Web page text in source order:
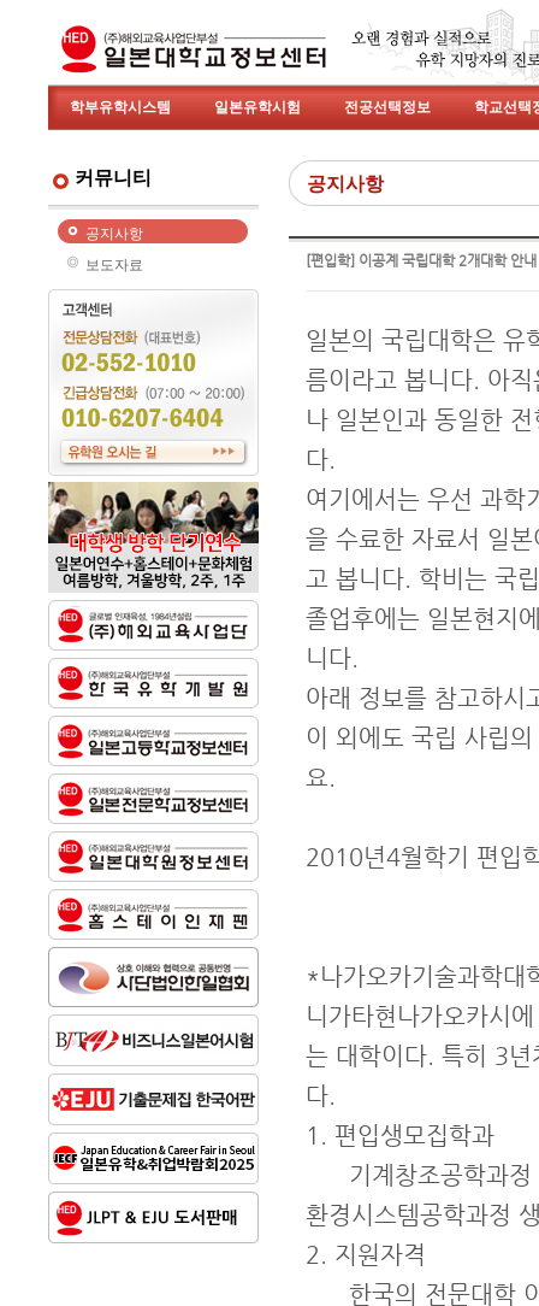
학부유학시스템 일본유학시험 전공선택정보 학교선택
커뮤니티
공지사항
보도자료
공지사항
[편입학] 이공계 국립대학 2개대학 안내
일본의 국립대학은 유
름이라고 봅니다. 아
나 일본인과 동일한
다.
여기에서는 우선 과학
을 수료한 자료서 일
고 봅니다. 학비는 국
졸업후에는 일본현지
니다.
아래 정보를 참고하시
이 외에도 국립 사립
요.
2010년4월학기 편입
*나가오카기술과학
니가타현나가오카시
는 대학이다. 특히 3
다.
1. 편입생모집학과
기계창조공학과정
환경시스템공학과정
2. 지원자격
한국의 전문대학 이